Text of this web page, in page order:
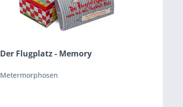
Der Flugplatz - Memory
Metermorphosen